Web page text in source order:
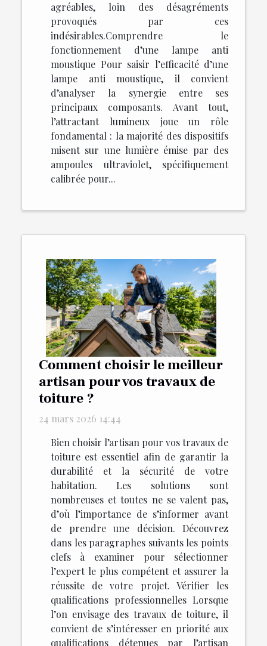
agréables, loin des désagréments
provoqués par ces
indésirables.Comprendre le
fonctionnement d’une lampe anti
moustique Pour saisir l’efficacité d’une
lampe anti moustique, il convient
d’analyser la synergie entre ses
principaux composants. Avant tout,
l’attractant lumineux joue un rôle
fondamental : la majorité des dispositifs
misent sur une lumière émise par des
ampoules ultraviolet, spécifiquement
calibrée pour...
Comment choisir le meilleur
artisan pour vos travaux de
toiture ?
24 mars 2026 14:44
Bien choisir l’artisan pour vos travaux de
toiture est essentiel afin de garantir la
durabilité et la sécurité de votre
habitation. Les solutions sont
nombreuses et toutes ne se valent pas,
d’où l’importance de s’informer avant
de prendre une décision. Découvrez
dans les paragraphes suivants les points
clefs à examiner pour sélectionner
l’expert le plus compétent et assurer la
réussite de votre projet. Vérifier les
qualifications professionnelles Lorsque
l’on envisage des travaux de toiture, il
convient de s’intéresser en priorité aux
qualifications détenues par l’artisan